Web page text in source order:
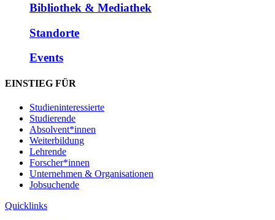
Bibliothek & Mediathek
Standorte
Events
EINSTIEG FÜR
Studieninteressierte
Studierende
Absolvent*innen
Weiterbildung
Lehrende
Forscher*innen
Unternehmen & Organisationen
Jobsuchende
Quicklinks